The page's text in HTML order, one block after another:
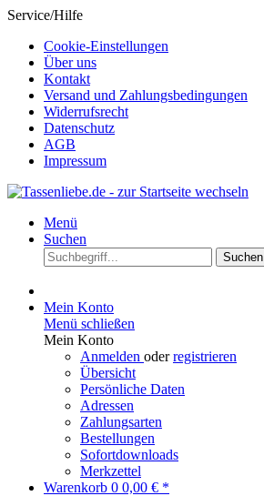
Service/Hilfe
Cookie-Einstellungen
Über uns
Kontakt
Versand und Zahlungsbedingungen
Widerrufsrecht
Datenschutz
AGB
Impressum
Menü
Suchen
Suchen
Mein Konto
Menü schließen
Mein Konto
Anmelden oderregistrieren
Übersicht
Persönliche Daten
Adressen
Zahlungsarten
Bestellungen
Sofortdownloads
Merkzettel
Warenkorb 0 0,00 € *